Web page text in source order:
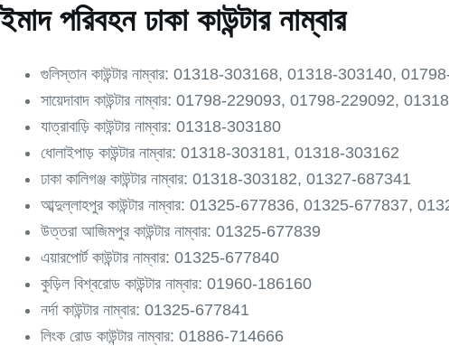
ইমাদ পরিবহন ঢাকা কাউন্টার নাম্বার
গুলিস্তান কাউন্টার নাম্বার: 01318-303168, 01318-303140,
সায়েদাবাদ কাউন্টার নাম্বার: 01798-229093, 01798-229092,
যাত্রাবাড়ি কাউন্টার নাম্বার: 01318-303180
ধোলাইপাড় কাউন্টার নাম্বার: 01318-303181, 01318-303162
ঢাকা কালিগঞ্জ কাউন্টার নাম্বার: 01318-303182, 01327-687341
আব্দুল্লাহপুর কাউন্টার নাম্বার: 01325-677836, 01325-677837,
উত্তরা আজিমপুর কাউন্টার নাম্বার: 01325-677839
এয়ারপোর্ট কাউন্টার নাম্বার: 01325-677840
কুড়িল বিশ্বরোড কাউন্টার নাম্বার: 01960-186160
নর্দা কাউন্টার নাম্বার: 01325-677841
লিংক রোড কাউন্টার নাম্বার: 01886-714666